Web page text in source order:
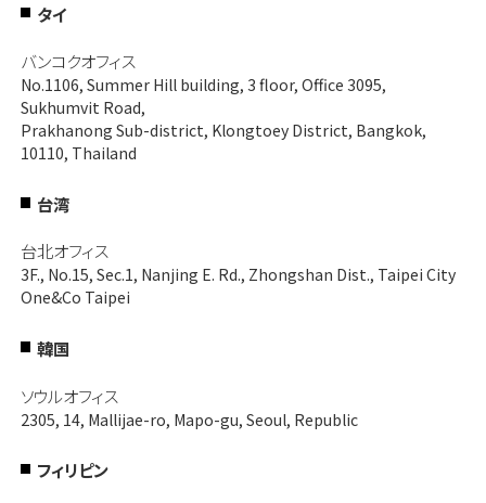
タイ
バンコクオフィス
No.1106, Summer Hill building, 3 floor, Office 3095,
Sukhumvit Road,
Prakhanong Sub-district, Klongtoey District, Bangkok,
10110, Thailand
台湾
台北オフィス
3F., No.15, Sec.1, Nanjing E. Rd., Zhongshan Dist., Taipei City
One&Co Taipei
韓国
ソウルオフィス
2305, 14, Mallijae-ro, Mapo-gu, Seoul, Republic
フィリピン